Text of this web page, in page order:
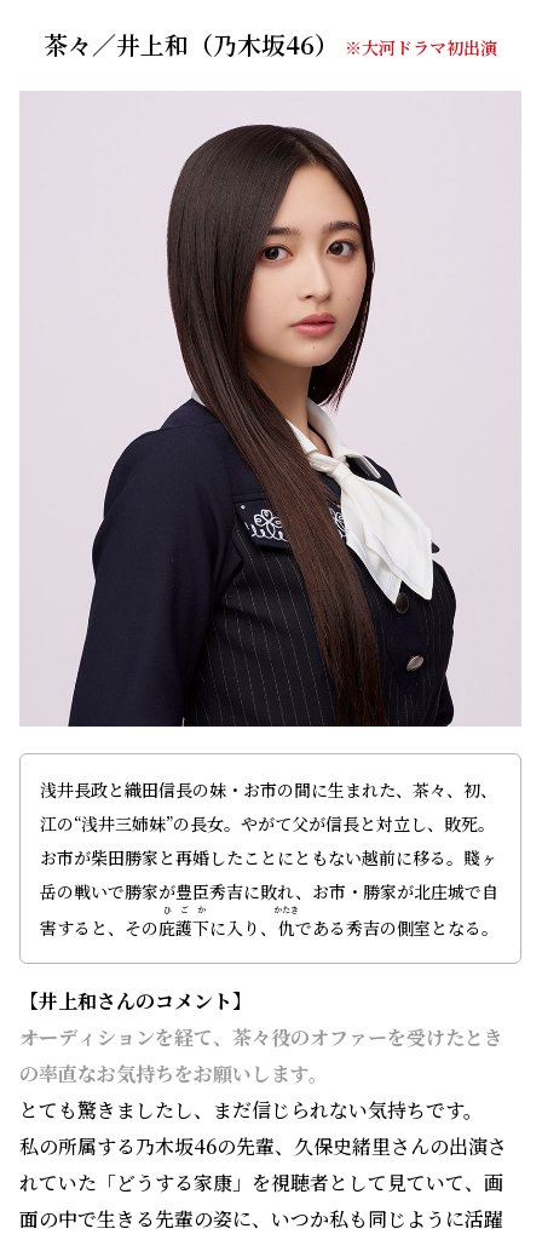
茶々／井上和（乃木坂46） ※大河ドラマ初出演
浅井長政と織田信長の妹・お市の間に生まれた、茶々、初、
江の“浅井三姉妹”の長女。やがて父が信長と対立し、敗死。
お市が柴田勝家と再婚したことにともない越前に移る。賤ヶ
岳の戦いで勝家が豊臣秀吉に敗れ、お市・勝家が北庄城で自
害すると、その庇護下
ひごか
に入り、 仇
かたき
である秀吉の側室となる。
【井上和​さんのコメント】
――オーディションを経て、茶々役のオファーを受けたとき
の率直なお気持ちをお願いします。
とても驚きましたし、まだ信じられない気持ちです。
私の所属する乃木坂46の先輩、久保史緒里さんの出演さ
れていた「どうする家康」を視聴者として見ていて、画
面の中で生きる先輩の姿に、いつか私も同じように活躍